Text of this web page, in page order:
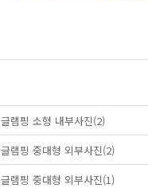
글램핑 소형 내부사진(2)
글램핑 중대형 외부사진(2)
글램핑 중대형 외부사진(1)